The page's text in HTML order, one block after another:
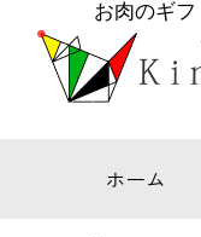
お肉のギ
ホーム